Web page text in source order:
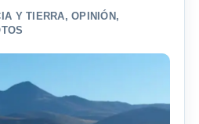
Y TIERRA,OPINIÓN ,